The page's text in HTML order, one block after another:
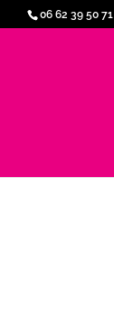
06 62 39 50 71